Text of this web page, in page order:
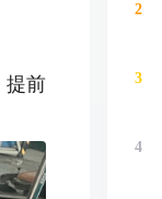
提前
2
3
4